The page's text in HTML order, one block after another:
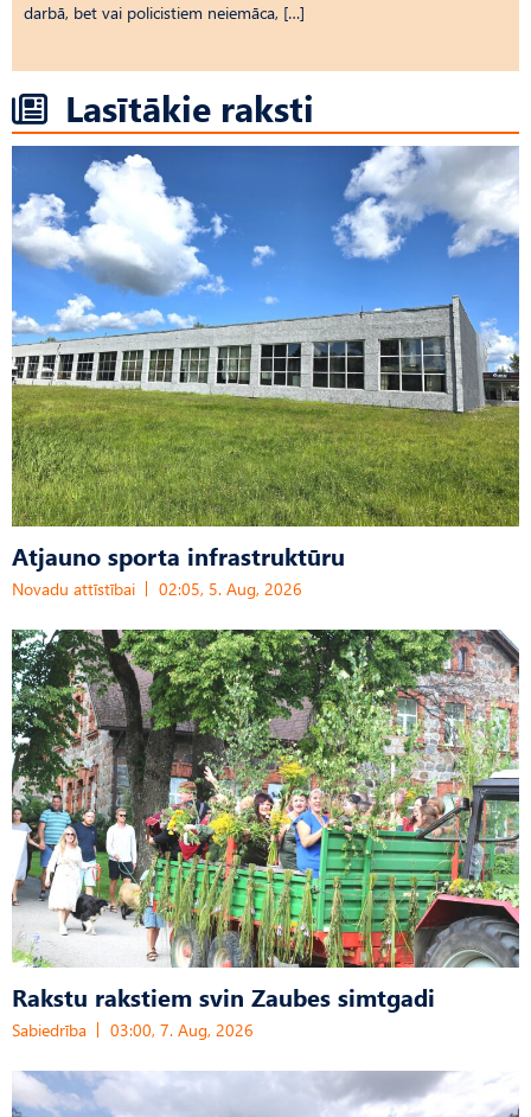
darbā, bet vai policistiem neiemāca, […]
Lasītākie raksti
Atjauno sporta infrastruktūru
Novadu attīstībai 02:05, 5. Aug, 2026
Rakstu rakstiem svin Zaubes simtgadi
Sabiedrība 03:00, 7. Aug, 2026